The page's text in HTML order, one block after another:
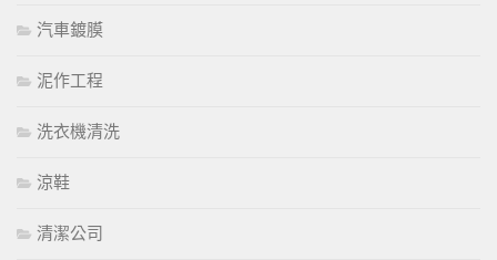
汽車鍍膜
泥作工程
洗衣機清洗
涼鞋
清潔公司